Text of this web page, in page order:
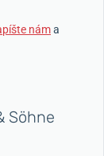
náma
Söhne